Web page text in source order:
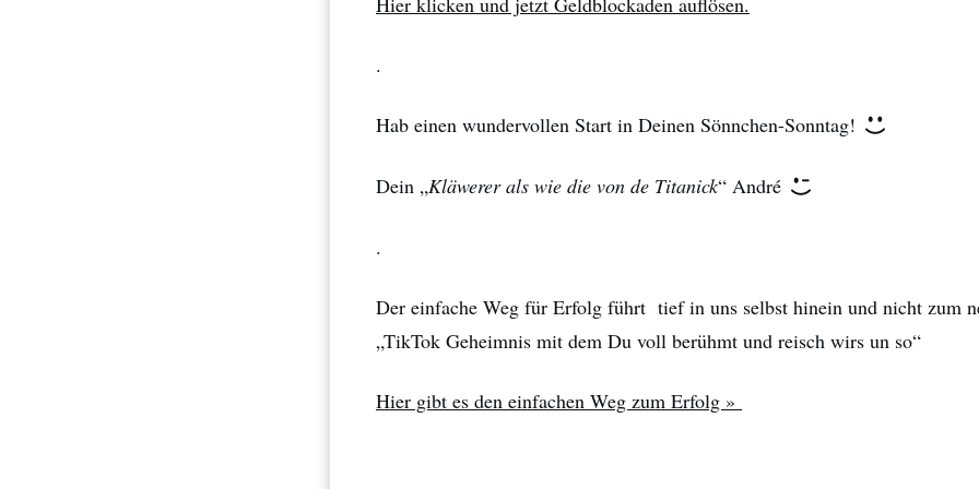
.
Hab einen wundervollen Start in Deinen Sönnchen-Sonntag!
Dein „Kläwerer als wie die von de Titanick“ André
.
Der einfache Weg für Erfolg führt tief in uns selbst hinein und nicht zum
„TikTok Geheimnis mit dem Du voll berühmt und reisch wirs un so“
Hier gibt es den einfachen Weg zum Erfolg »